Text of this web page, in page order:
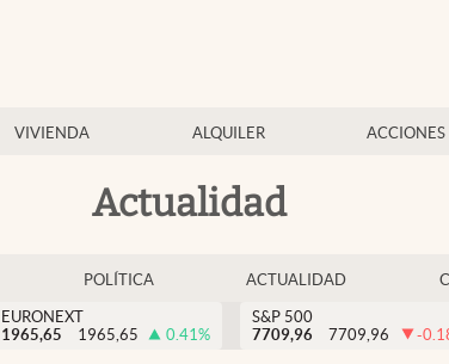
VIVIENDA ALQUILER ACCIONES
Actualidad
POLÍTICA ACTUALIDAD
EURONEXT
1965,65
1965,65 0.41%
S&P 500
7709,96
7709,96 -